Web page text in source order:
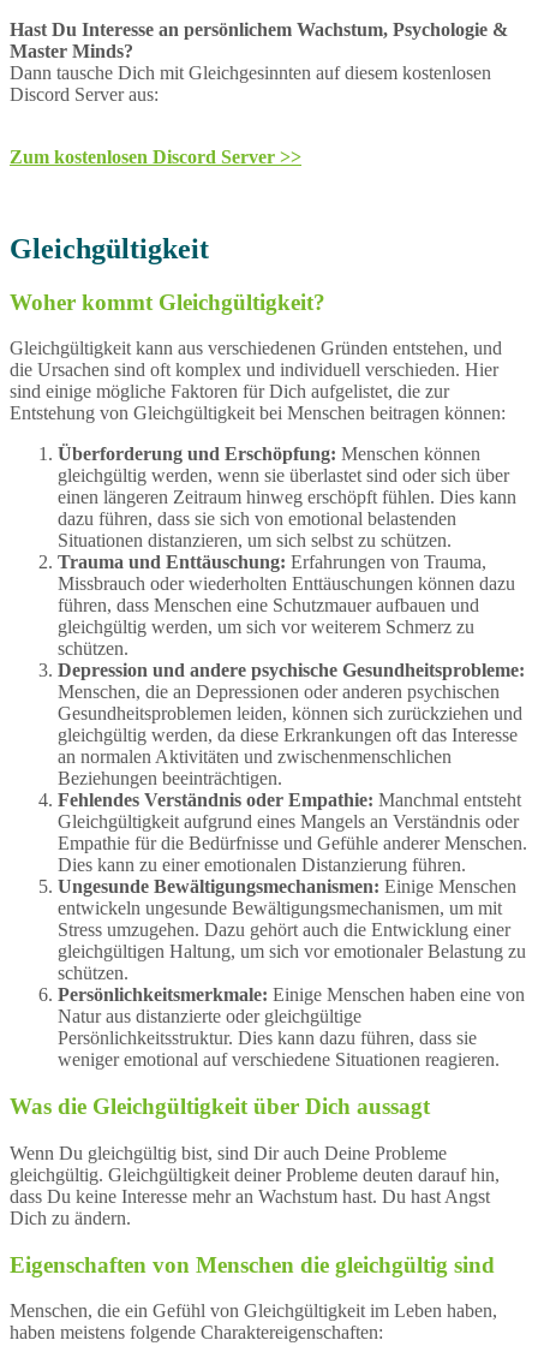
Hast Du Interesse an persönlichem Wachstum, Psychologie &
Master Minds?
Dann tausche Dich mit Gleichgesinnten auf diesem kostenlosen
Discord Server aus:
Zum kostenlosen Discord Server >>
Gleichgültigkeit
Woher kommt Gleichgültigkeit?
Gleichgültigkeit kann aus verschiedenen Gründen entstehen, und
die Ursachen sind oft komplex und individuell verschieden. Hier
sind einige mögliche Faktoren für Dich aufgelistet, die zur
Entstehung von Gleichgültigkeit bei Menschen beitragen können:
Überforderung und Erschöpfung: Menschen können
gleichgültig werden, wenn sie überlastet sind oder sich über
einen längeren Zeitraum hinweg erschöpft fühlen. Dies kann
dazu führen, dass sie sich von emotional belastenden
Situationen distanzieren, um sich selbst zu schützen.
Trauma und Enttäuschung: Erfahrungen von Trauma,
Missbrauch oder wiederholten Enttäuschungen können dazu
führen, dass Menschen eine Schutzmauer aufbauen und
gleichgültig werden, um sich vor weiterem Schmerz zu
schützen.
Depression und andere psychische Gesundheitsprobleme:
Menschen, die an Depressionen oder anderen psychischen
Gesundheitsproblemen leiden, können sich zurückziehen und
gleichgültig werden, da diese Erkrankungen oft das Interesse
an normalen Aktivitäten und zwischenmenschlichen
Beziehungen beeinträchtigen.
Fehlendes Verständnis oder Empathie: Manchmal entsteht
Gleichgültigkeit aufgrund eines Mangels an Verständnis oder
Empathie für die Bedürfnisse und Gefühle anderer Menschen.
Dies kann zu einer emotionalen Distanzierung führen.
Ungesunde Bewältigungsmechanismen: Einige Menschen
entwickeln ungesunde Bewältigungsmechanismen, um mit
Stress umzugehen. Dazu gehört auch die Entwicklung einer
gleichgültigen Haltung, um sich vor emotionaler Belastung zu
schützen.
Persönlichkeitsmerkmale: Einige Menschen haben eine von
Natur aus distanzierte oder gleichgültige
Persönlichkeitsstruktur. Dies kann dazu führen, dass sie
weniger emotional auf verschiedene Situationen reagieren.
Was die Gleichgültigkeit über Dich aussagt
Wenn Du gleichgültig bist, sind Dir auch Deine Probleme
gleichgültig. Gleichgültigkeit deiner Probleme deuten darauf hin,
dass Du keine Interesse mehr an Wachstum hast. Du hast Angst
Dich zu ändern.
Eigenschaften von Menschen die gleichgültig sind
Menschen, die ein Gefühl von Gleichgültigkeit im Leben haben,
haben meistens folgende Charaktereigenschaften: